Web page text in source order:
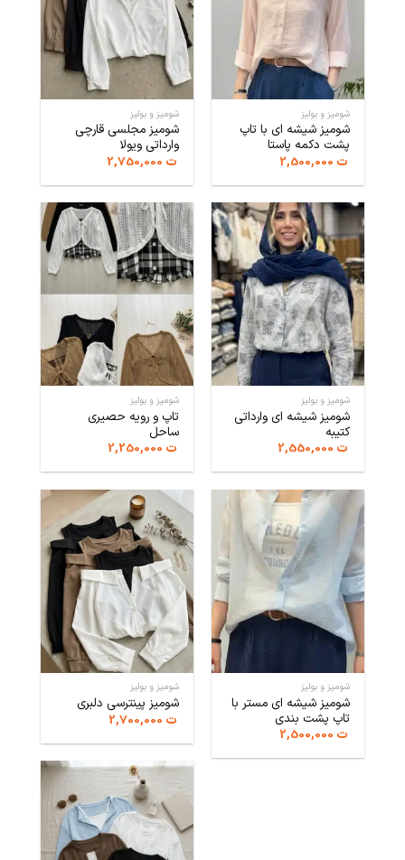
شومیز و بولیز
شومیز شیشه ای با تاپ
پشت دکمه پاستا
ت2,500,000
شومیز و بولیز
شومیز مجلسی قارچی
وارداتی ویولا
ت2,750,000
شومیز و بولیز
شومیز شیشه ای وارداتی
کتیبه
ت2,550,000
شومیز و بولیز
تاپ و رویه حصیری
ساحل
ت2,250,000
شومیز و بولیز
شومیز شیشه ای مستر با
تاپ پشت بندی
ت2,500,000
شومیز و بولیز
شومیز پینترسی دلبری
ت2,700,000